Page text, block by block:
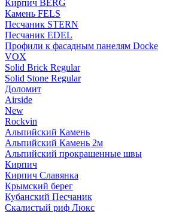
Кирпич BERG
Камень FELS
Пес­ча­ник STERN
Пес­ча­ник EDEL
Профили к фасадным панелям Docke
VOX
Solid Brick Regular
Solid Stone Regular
Доломит
Airside
New
Rockvin
Альпийский Камень
Альпийский Камень 2м
Альпийский прокрашенные швы
Кирпич
Кирпич Славянка
Крымский берег
Кубанский Песчаник
Скалистый риф Люкс